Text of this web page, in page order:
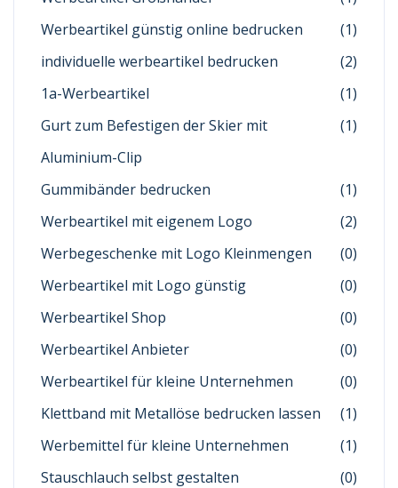
Werbeartikel günstig online bedrucken
(1)
individuelle werbeartikel bedrucken
(2)
1a-Werbeartikel
(1)
Gurt zum Befestigen der Skier mit
Aluminium-Clip
(1)
Gummibänder bedrucken
(1)
Werbeartikel mit eigenem Logo
(2)
Werbegeschenke mit Logo Kleinmengen
(0)
Werbeartikel mit Logo günstig
(0)
Werbeartikel Shop
(0)
Werbeartikel Anbieter
(0)
Werbeartikel für kleine Unternehmen
(0)
Klettband mit Metallöse bedrucken lassen
(1)
Werbemittel für kleine Unternehmen
(1)
Stauschlauch selbst gestalten
(0)